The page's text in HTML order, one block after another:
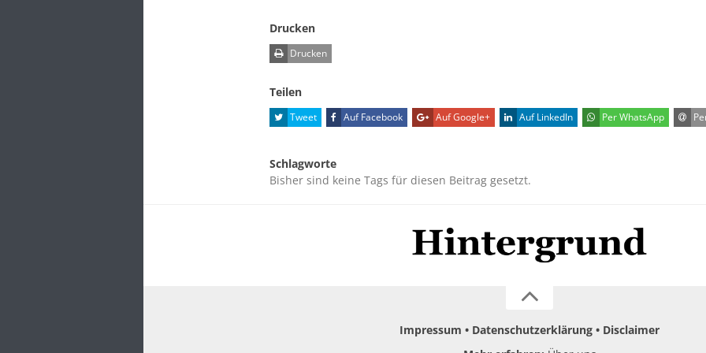
Drucken
Drucken
Teilen
Tweet Auf Facebook Auf Google+ Auf LinkedIn Per WhatsApp
Schlagworte
Bisher sind keine Tags für diesen Beitrag gesetzt.
Impressum Datenschutzerklärung
Disclaimer